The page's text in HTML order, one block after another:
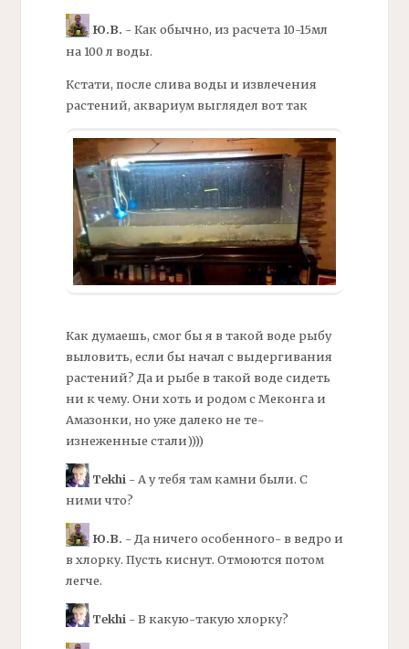
Ю.В. - Как обычно, из расчета 10-15мл
на 100 л воды.
Кстати, после слива воды и извлечения
растений, аквариум выглядел вот так
Как думаешь, смог бы я в такой воде рыбу
выловить, если бы начал с выдергивания
растений? Да и рыбе в такой воде сидеть
ни к чему. Они хоть и родом с Меконга и
Амазонки, но уже далеко не те-
изнеженные стали))))
Tekhi- А у тебя там камни были. С
ними что?
Ю.В. - Да ничего особенного- в ведро и
в хлорку. Пусть киснут. Отмоются потом
легче.
Tekhi- В какую-такую хлорку?